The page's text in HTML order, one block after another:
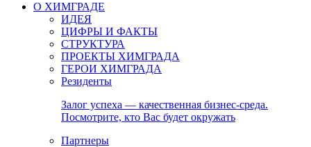
О ХИМГРАДЕ
ИДЕЯ
ЦИФРЫ И ФАКТЫ
СТРУКТУРА
ПРОЕКТЫ ХИМГРАДА
ГЕРОИ ХИМГРАДА
Резиденты
Залог успеха — качественная бизнес-среда.
Посмотрите, кто Вас будет окружать
Партнеры